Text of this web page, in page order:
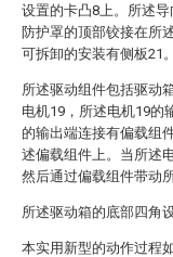
设置的卡凸8上。所述
防护罩的顶部铰接在所
可拆卸的安装有侧板21。
所述驱动组件包括驱动
电机19，所述电机19的
的输出端连接有偏载组
述偏载组件上。当所述
然后通过偏载组件带动
所述驱动箱的底部四角
本实用新型的动作过程